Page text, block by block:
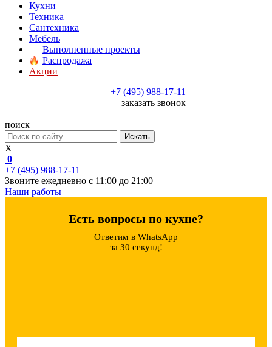
Кухни
Техника
Сантехника
Мебель
Выполненные проекты
Распродажа
Акции
+7 (495) 988-17-11
заказать звонок
поиск
Искать
X
0
+7 (495) 988-17-11
Звоните ежедневно с 11:00 до 21:00
Наши работы
Есть вопросы по кухне?
Ответим в WhatsApp
за 30 секунд!